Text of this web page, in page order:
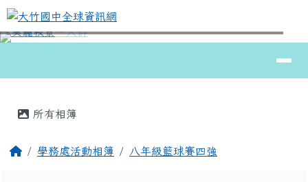
跳至主內容區
大竹國中全球資訊網
⏸
所有相簿
回首頁學務處活動相簿 八年級籃球賽四強